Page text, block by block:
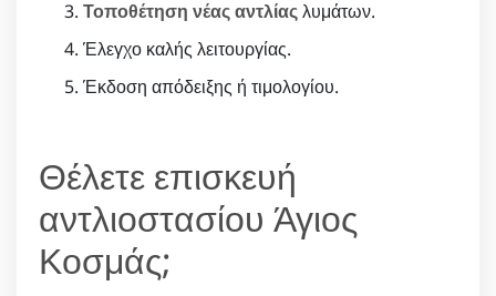
Τοποθέτηση νέας αντλίαςλυμάτων.
Έλεγχο καλής λειτουργίας.
Έκδοση απόδειξης ή τιμολογίου.
Θέλετε επισκευή
αντλιοστασίου Άγιος
Κοσμάς;